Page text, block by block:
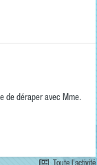
de déraper avec Mme.